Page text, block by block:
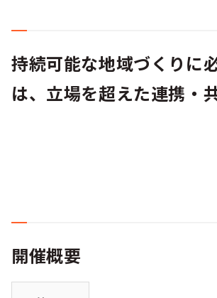
持続可能な地域づくりに
は、立場を超えた連携・
開催概要